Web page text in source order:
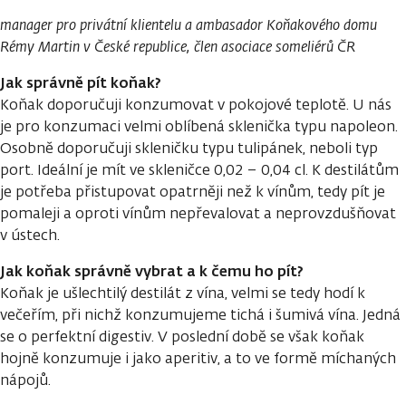
manager pro privátní klientelu a ambasador Koňakového domu
Rémy Martin v České republice, člen asociace someliérů ČR
Jak správně pít koňak?
Koňak doporučuji konzumovat v pokojové teplotě. U nás
je pro konzumaci velmi oblíbená sklenička typu napoleon.
Osobně doporučuji skleničku typu tulipánek, neboli typ
port. Ideální je mít ve skleničce 0,02 – 0,04 cl. K destilátům
je potřeba přistupovat opatrněji než k vínům, tedy pít je
pomaleji a oproti vínům nepřevalovat a neprovzdušňovat
v ústech.
Jak koňak správně vybrat a k čemu ho pít?
Koňak je ušlechtilý destilát z vína, velmi se tedy hodí k
večeřím, při nichž konzumujeme tichá i šumivá vína. Jedná
se o perfektní digestiv. V poslední době se však koňak
hojně konzumuje i jako aperitiv, a to ve formě míchaných
nápojů.